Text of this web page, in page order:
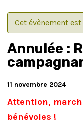
Cet évènement
Annulée :
11 novembre 2024
Attention,
bénévoles !